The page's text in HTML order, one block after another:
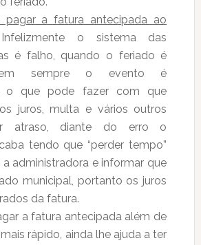
pagar a fatura antecipada ao
o sistema das
é falho, quando o feriado é
sempre o evento é
o que pode fazer com que
juros, multa e vários outros
atraso, diante do erro o
tendo que “perder tempo”
a administradora e informar que
municipal, portanto os juros
da fatura.
a fatura antecipada além de
rápido, ainda lhe ajuda a ter